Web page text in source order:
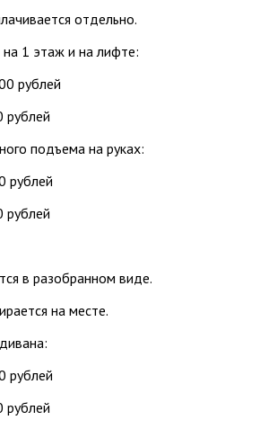
отдельно.
1 этаж и на лифте:
рублей
рублей
подъема на руках:
рублей
рублей
в разобранном виде.
на месте.
рублей
рублей